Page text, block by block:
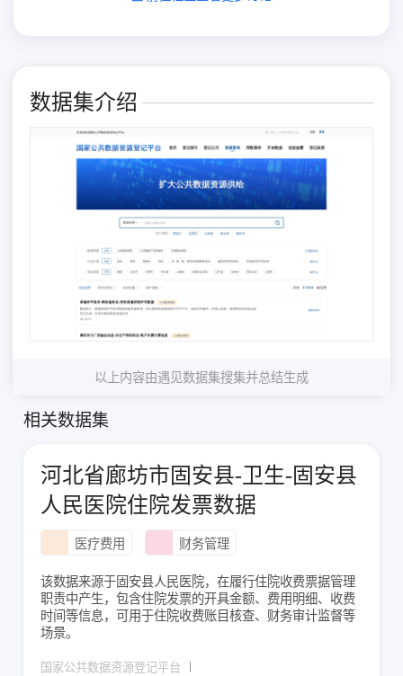
数据集介绍
以上内容由遇见数据集搜集并总结生成
相关数据集
河北省廊坊市固安县-卫生-固安县
人民医院住院发票数据
医疗费用 财务管理
该数据来源于固安县人民医院，在履行住院收费票据管理
职责中产生，包含住院发票的开具金额、费用明细、收费
时间等信息，可用于住院收费账目核查、财务审计监督等
场景。
国家公共数据资源登记平台